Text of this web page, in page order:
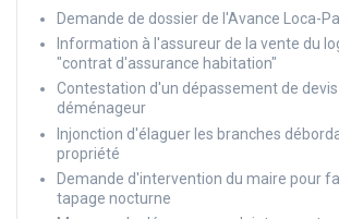
Demande de dossier de l'Avance Loca-
Information à l'assureur de la vente du
"contrat d'assurance habitation"
Contestation d'un dépassement de
déménageur
Injonction d'élaguer les branches
propriété
Demande d'intervention du maire pour
tapage nocturne